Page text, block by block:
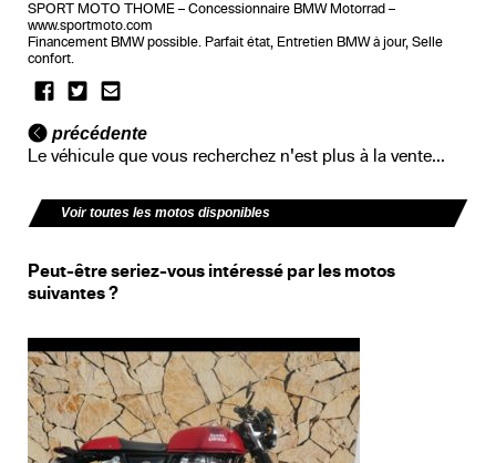
SPORT MOTO THOME – Concessionnaire BMW Motorrad –
www.sportmoto.com
Financement BMW possible. Parfait état, Entretien BMW à jour, Selle
confort.
précédente
Le véhicule que vous recherchez n'est plus à la vente...
Voir toutes les motos disponibles
Peut-être seriez-vous intéressé par les motos
suivantes ?